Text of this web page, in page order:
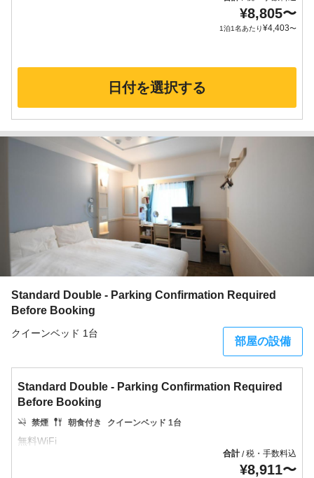
¥8,805〜
1泊1名あたり¥4,403〜
日付を選択する
Standard Double - Parking Confirmation Required
Before Booking
クイーンベッド 1台
部屋の設備
Standard Double - Parking Confirmation Required
Before Booking
禁煙 朝食付き クイーンベッド 1台
合計/税・手数料込
¥8,911〜